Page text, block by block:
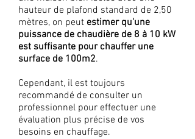
hauteur de plafond standard de 2,50
mètres, on peut estimer qu'une
puissance de chaudière de 8 à 10 kW
est suffisante pour chauffer une
surface de 100m2.
Cependant, il est toujours
recommandé de consulter un
professionnel pour effectuer une
évaluation plus précise de vos
besoins en chauffage.